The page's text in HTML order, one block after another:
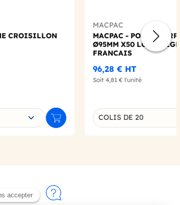
CROISILLON
Ajouter au panier
MACPAC
MACPAC - POT FLEX
Ø95MM X50 LOGO
FRANCAIS
96,28 € HT
Soit 4,81 € l'unité
Choisissez une
COLIS DE 20